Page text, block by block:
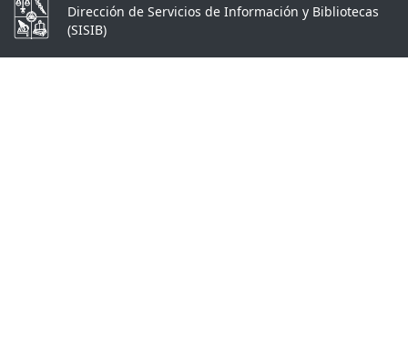
Dirección de Servicios de Información y Bibliotecas
(SISIB)